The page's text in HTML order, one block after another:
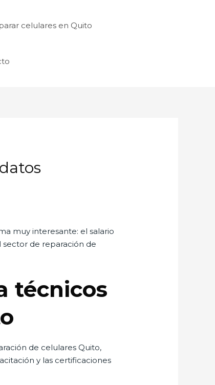
celulares en Quito
muy interesante: el salario
de reparación de
técnicos
de celulares Quito,
y las certificaciones